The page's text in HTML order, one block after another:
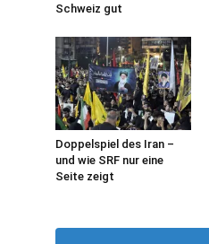
Schweiz gut
Doppelspiel des Iran –
und wie SRF nur eine
Seite zeigt